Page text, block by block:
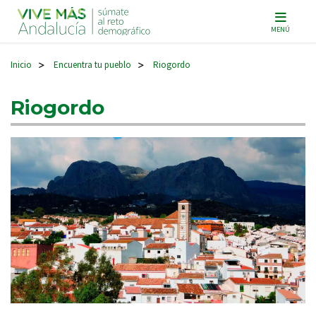
Navegación principal MENÚ
Inicio > Encuentra tu pueblo > Riogordo
Riogordo